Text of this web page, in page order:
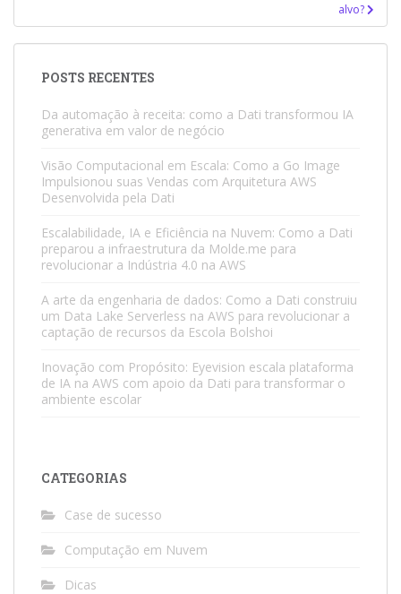
alvo?
POSTS RECENTES
Da automação à receita: como a Dati transformou IA
generativa em valor de negócio
Visão Computacional em Escala: Como a Go Image
Impulsionou suas Vendas com Arquitetura AWS
Desenvolvida pela Dati
Escalabilidade, IA e Eficiência na Nuvem: Como a Dati
preparou a infraestrutura da Molde.me para
revolucionar a Indústria 4.0 na AWS
A arte da engenharia de dados: Como a Dati construiu
um Data Lake Serverless na AWS para revolucionar a
captação de recursos da Escola Bolshoi
Inovação com Propósito: Eyevision escala plataforma
de IA na AWS com apoio da Dati para transformar o
ambiente escolar
CATEGORIAS
Case de sucesso
Computação em Nuvem
Dicas